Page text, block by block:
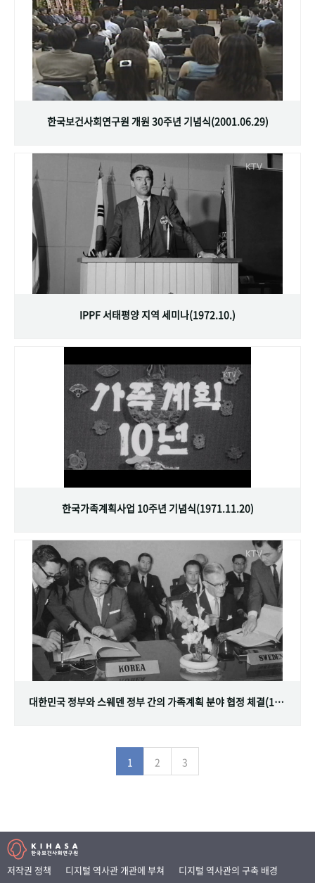
한국보건사회연구원 개원 30주년 기념식(2001.06.29)
IPPF 서태평양 지역 세미나(1972.10.)
한국가족계획사업 10주년 기념식(1971.11.20)
대한민국 정부와 스웨덴 정부 간의 가족계획 분야 협정 체결(1968.07.12)
1 2 3
저작권 정책 디지털 역사관 개관에 부쳐
디지털 역사관의 구축 배경